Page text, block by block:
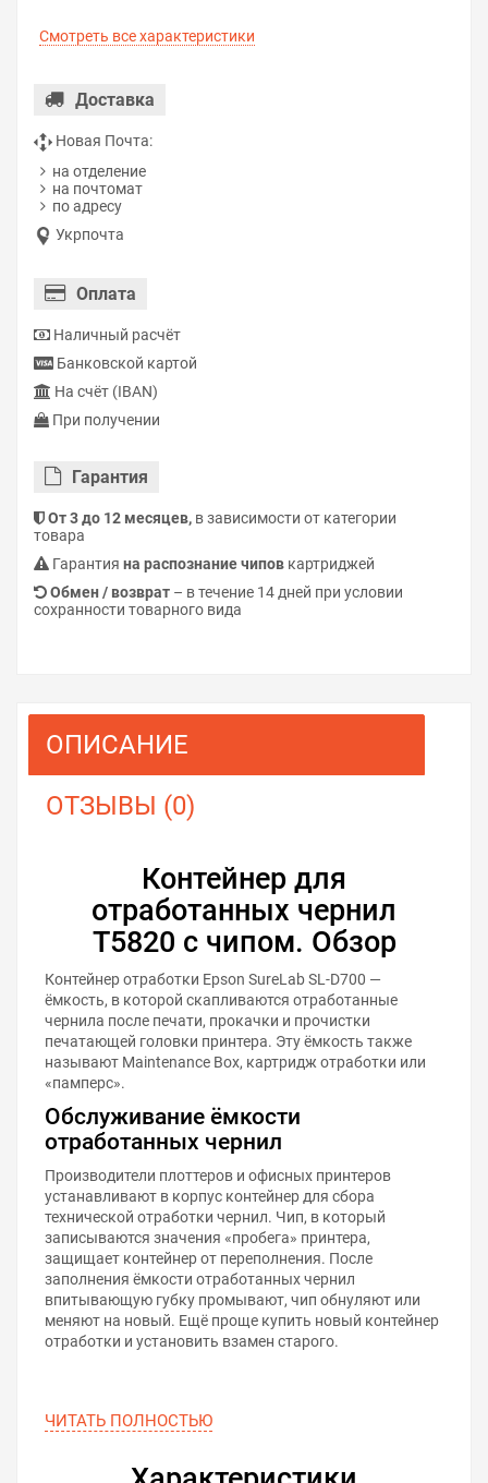
Смотреть все характеристики
Доставка
Новая Почта:
на отделение
на почтомат
по адресу
Укрпочта
Оплата
Наличный расчёт
Банковской картой
На счёт (IBAN)
При получении
Гарантия
От 3 до 12 месяцев, в зависимости от категории
товара
Гарантия на распознание чипов картриджей
Обмен / возврат – в течение 14 дней при условии
сохранности товарного вида
ОПИСАНИЕ
ОТЗЫВЫ (0)
Контейнер для
отработанных чернил
T5820 с чипом. Обзор
Контейнер отработки Epson SureLab SL-D700 —
ёмкость, в которой скапливаются отработанные
чернила после печати, прокачки и прочистки
печатающей головки принтера. Эту ёмкость также
называют Maintenance Box, картридж отработки или
«памперс».
Обслуживание ёмкости
отработанных чернил
Производители плоттеров и офисных принтеров
устанавливают в корпус контейнер для сбора
технической отработки чернил. Чип, в который
записываются значения «пробега» принтера,
защищает контейнер от переполнения. После
заполнения ёмкости отработанных чернил
впитывающую губку промывают, чип обнуляют или
меняют на новый. Ещё проще купить новый контейнер
отработки и установить взамен старого.
ЧИТАТЬ ПОЛНОСТЬЮ